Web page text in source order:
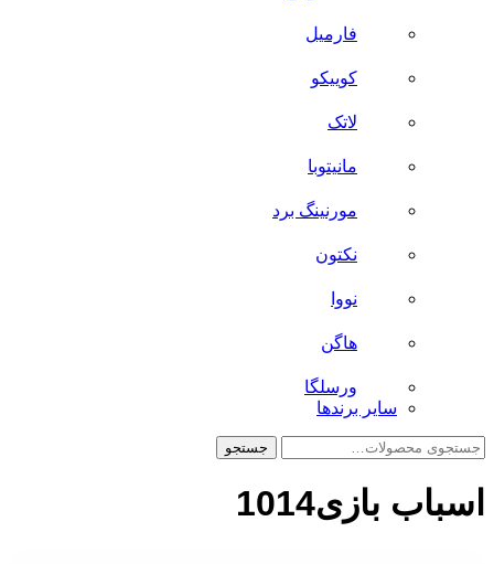
فارمیل
کوییکو
لاتک
مانیتوبا
مورنینگ برد
نکتون
نووا
هاگن
ورسلگا
سایر برند‌ها
جستجو
جستجو
اسباب بازی1014